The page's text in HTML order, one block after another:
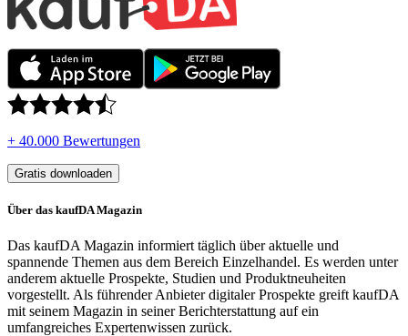
+ 40.000 Bewertungen
Gratis downloaden
Über das kaufDA Magazin
Das kaufDA Magazin informiert täglich über aktuelle und
spannende Themen aus dem Bereich Einzelhandel. Es werden unter
anderem aktuelle Prospekte, Studien und Produktneuheiten
vorgestellt. Als führender Anbieter digitaler Prospekte greift kaufDA
mit seinem Magazin in seiner Berichterstattung auf ein
umfangreiches Expertenwissen zurück.